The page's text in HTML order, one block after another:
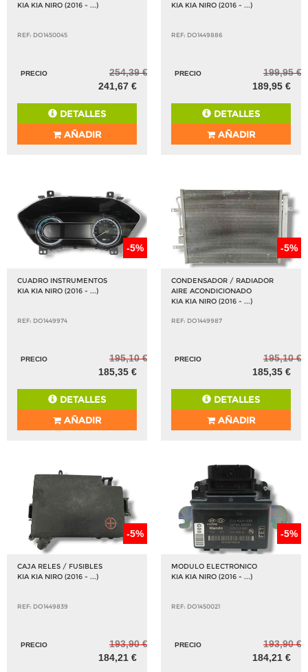
KIA KIA NIRO (2016 - ...)
REF: DO1450045
PRECIO
254,39 €
241,67 €
DETALLES
AÑADIR
KIA KIA NIRO (2016 - ...)
REF: DO1449886
PRECIO
199,95 €
189,95 €
DETALLES
AÑADIR
-5%
CUADRO INSTRUMENTOS
KIA KIA NIRO (2016 - ...)
REF: DO1449974
PRECIO
195,10 €
185,35 €
DETALLES
AÑADIR
-5%
CONDENSADOR / RADIADOR
AIRE ACONDICIONADO
KIA KIA NIRO (2016 - ...)
REF: DO1449987
PRECIO
195,10 €
185,35 €
DETALLES
AÑADIR
-5%
CAJA RELES / FUSIBLES
KIA KIA NIRO (2016 - ...)
REF: DO1449839
PRECIO
193,90 €
184,21 €
-5%
MODULO ELECTRONICO
KIA KIA NIRO (2016 - ...)
REF: DO1450021
PRECIO
193,90 €
184,21 €